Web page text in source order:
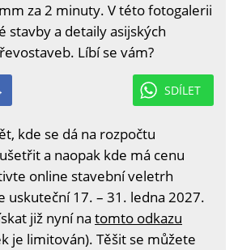
za 2 minuty. V této fotogalerii
stavby a detaily asijských
Líbí se vám?
SDÍLET
kde se dá na rozpočtu
a naopak kde má cenu
online stavební veletrh
uskuteční 17. – 31. ledna 2027.
již nyní na tomto odkazu
je limitován). Těšit se můžete